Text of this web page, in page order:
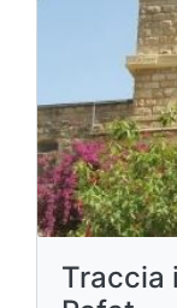
Traccia